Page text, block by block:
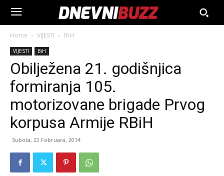
Home VIJESTI BiH
VIJESTI BiH
Obilježena 21. godišnjica
formiranja 105.
motorizovane brigade Prvog
korpusa Armije RBiH
Subota, 22 Februara, 2014